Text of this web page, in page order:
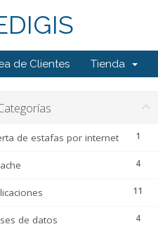
de Clientes Tienda
1
de estafas por internet
4
11
4
de datos